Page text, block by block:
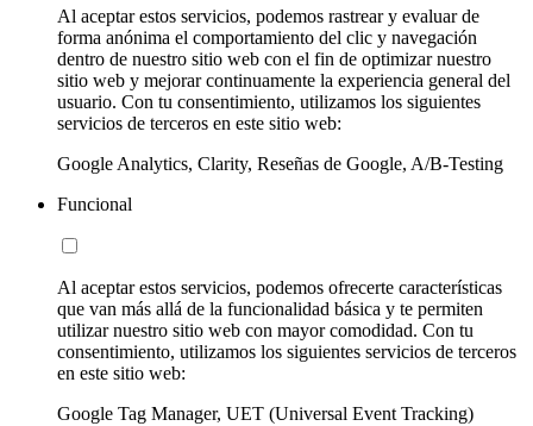
Al aceptar estos servicios, podemos rastrear y evaluar de
forma anónima el comportamiento del clic y navegación
dentro de nuestro sitio web con el fin de optimizar nuestro
sitio web y mejorar continuamente la experiencia general del
usuario. Con tu consentimiento, utilizamos los siguientes
servicios de terceros en este sitio web:
Google Analytics, Clarity, Reseñas de Google, A/B-Testing
Funcional
Al aceptar estos servicios, podemos ofrecerte características
que van más allá de la funcionalidad básica y te permiten
utilizar nuestro sitio web con mayor comodidad. Con tu
consentimiento, utilizamos los siguientes servicios de terceros
en este sitio web:
Google Tag Manager, UET (Universal Event Tracking)